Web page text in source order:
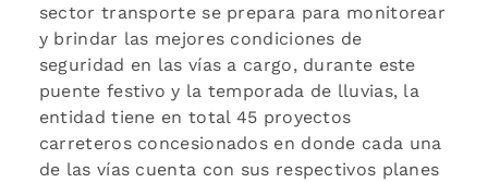
sector transporte se prepara para monitorear
y brindar las mejores condiciones de
seguridad en las vías a cargo, durante este
puente festivo y la temporada de lluvias, la
entidad tiene en total 45 proyectos
carreteros concesionados en donde cada una
de las vías cuenta con sus respectivos planes